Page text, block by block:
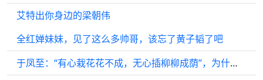
艾特出你身边的梁朝伟
全红婵妹妹，见了这么多帅哥，该忘了黄子韬了吧
于凤至：“有心栽花花不成，无心插柳柳成荫”，为什么？